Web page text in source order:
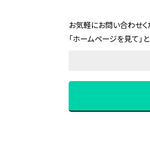
お気軽にお問い合わせく
「ホームページを見て」